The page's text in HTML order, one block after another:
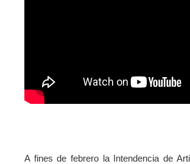
A fines de febrero la Intendencia de